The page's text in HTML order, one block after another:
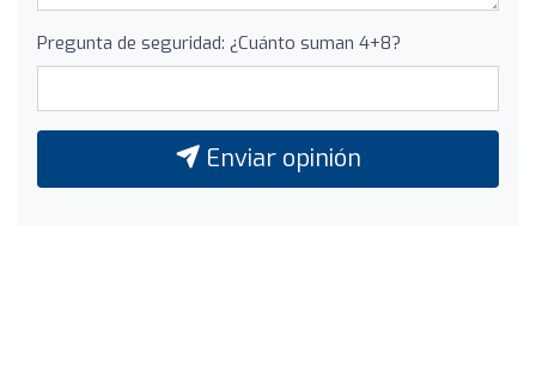
Pregunta de seguridad: ¿Cuánto suman 4+8?
Enviar opinión